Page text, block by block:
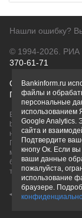
Нашли ошибку?
© 1994-2026. РИА
370-61-71
О проекте
Правовая
Вся информация о
bankinform.ru, носит
не является
ГК РФ. Информация
может быть
банков или при
товарные знаки
Bankinform.ru
файлы и
персональные
использованием
Google Analytics.
сайта и
Подтвердите
кнопу Ок. Если
ваши данные
пожалуйста,
использование
браузере.